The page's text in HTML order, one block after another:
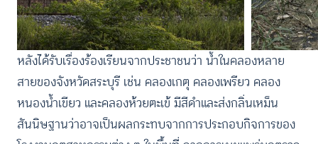
หลังได้รับเรื่องร้องเรียนจากประชาชนว่า น้ำในคลองหลาย
สายของจังหวัดสระบุรี เช่น คลองเกตุ คลองเพรียว คลอง
หนองน้ำเขียว และคลองห้วยตะเข้ มีสีดำและส่งกลิ่นเหม็น
สันนิษฐานว่าอาจเป็นผลกระทบจากการประกอบกิจการของ